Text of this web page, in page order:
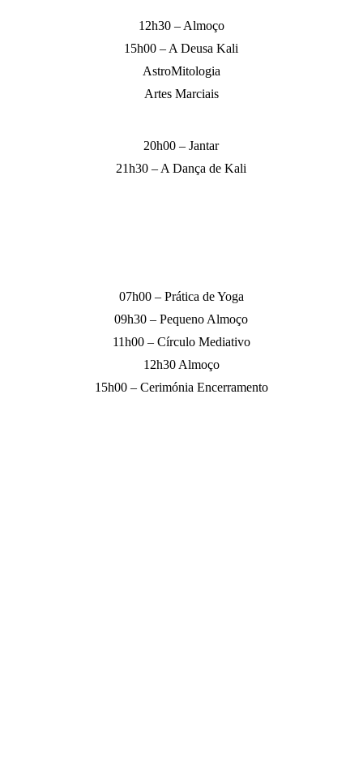
12h30 – Almoço
15h00 – A Deusa Kali
AstroMitologia
Artes Marciais
20h00 – Jantar
21h30 – A Dança de Kali
07h00 – Prática de Yoga
09h30 – Pequeno Almoço
11h00 – Círculo Mediativo
12h30 Almoço
15h00 – Cerimónia Encerramento